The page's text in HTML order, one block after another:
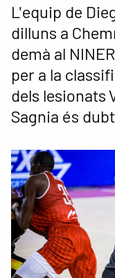
L'equip de
dilluns a
demà al
per a la
dels lesionats
Sagnia és